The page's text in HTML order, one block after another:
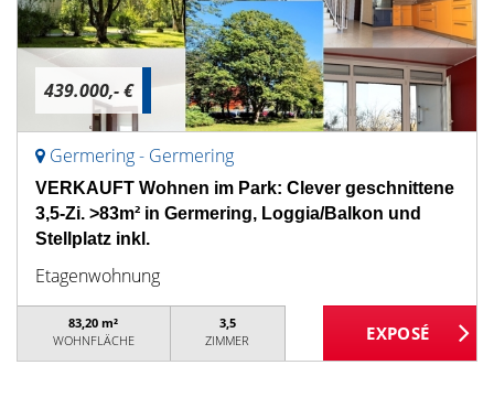
439.000,- €
Germering - Germering
VERKAUFT Wohnen im Park: Clever geschnittene
3,5-Zi. >83m² in Germering, Loggia/Balkon und
Stellplatz inkl.
Etagenwohnung
83,20 m²
WOHNFLÄCHE
3,5
ZIMMER